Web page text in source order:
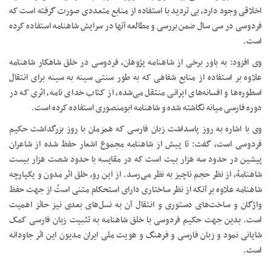
اخلاقی وجود دارد، بی تردید با استفاده از منابع متعددی صورت گرفته است که
فردوسی در سی سال ضمن بررسی و مطالعه آنها در سرایش شاهنامه استفاده کرده
است.
وی افزود: به باور برخی از شاهنامه پژوهان، فردوسی در خلق شاهکار شاهنامه
علاوه بر استفاده از منابع شفاهی که به طور سنتی سینه به سینه برای انتقال
اسطوره‌ها و افسانه‌های ایرانی منتقل می‌شده، از کتاب خدای نامه، اثری که در
دوره فارسی میانه نگاشته شده و شاهنامه ابومنصوری استفاده کرده است.
وی با اشاره به روز پاسداشت زبان فارسی که همزمان با روز بزرگداشت حکیم
فردوسی است، گفت: تا پیش از شاهنامه مجموع اشعار حفظ شده از شاعران
پیشین در حدود سه هزار بیت است که در مقایسه با حدود شصت هزار بیست
شاهنامهُ‌، از نظر حجم ناچیز به نظر می‌رسد. از این رو، خلق اثر مدون و یکپارچه
شاهنامه علاوه بر آنکه از نظر ساختاری دارای استحکام متنی استُ از جهت حفظ
واژگان و ساخت‌های دستوری و انتقال آن به نسل‌های بعدی نیز حائز اهمیت
است. بدین جهت حکیم فردوسی با خلق شاهنامه به تثبیت زبان فارسی کمک
شایانی نمود و زبان فارسی و فرهنگ و هویت ملی ایران مدیون این اثر جاودانه
است.